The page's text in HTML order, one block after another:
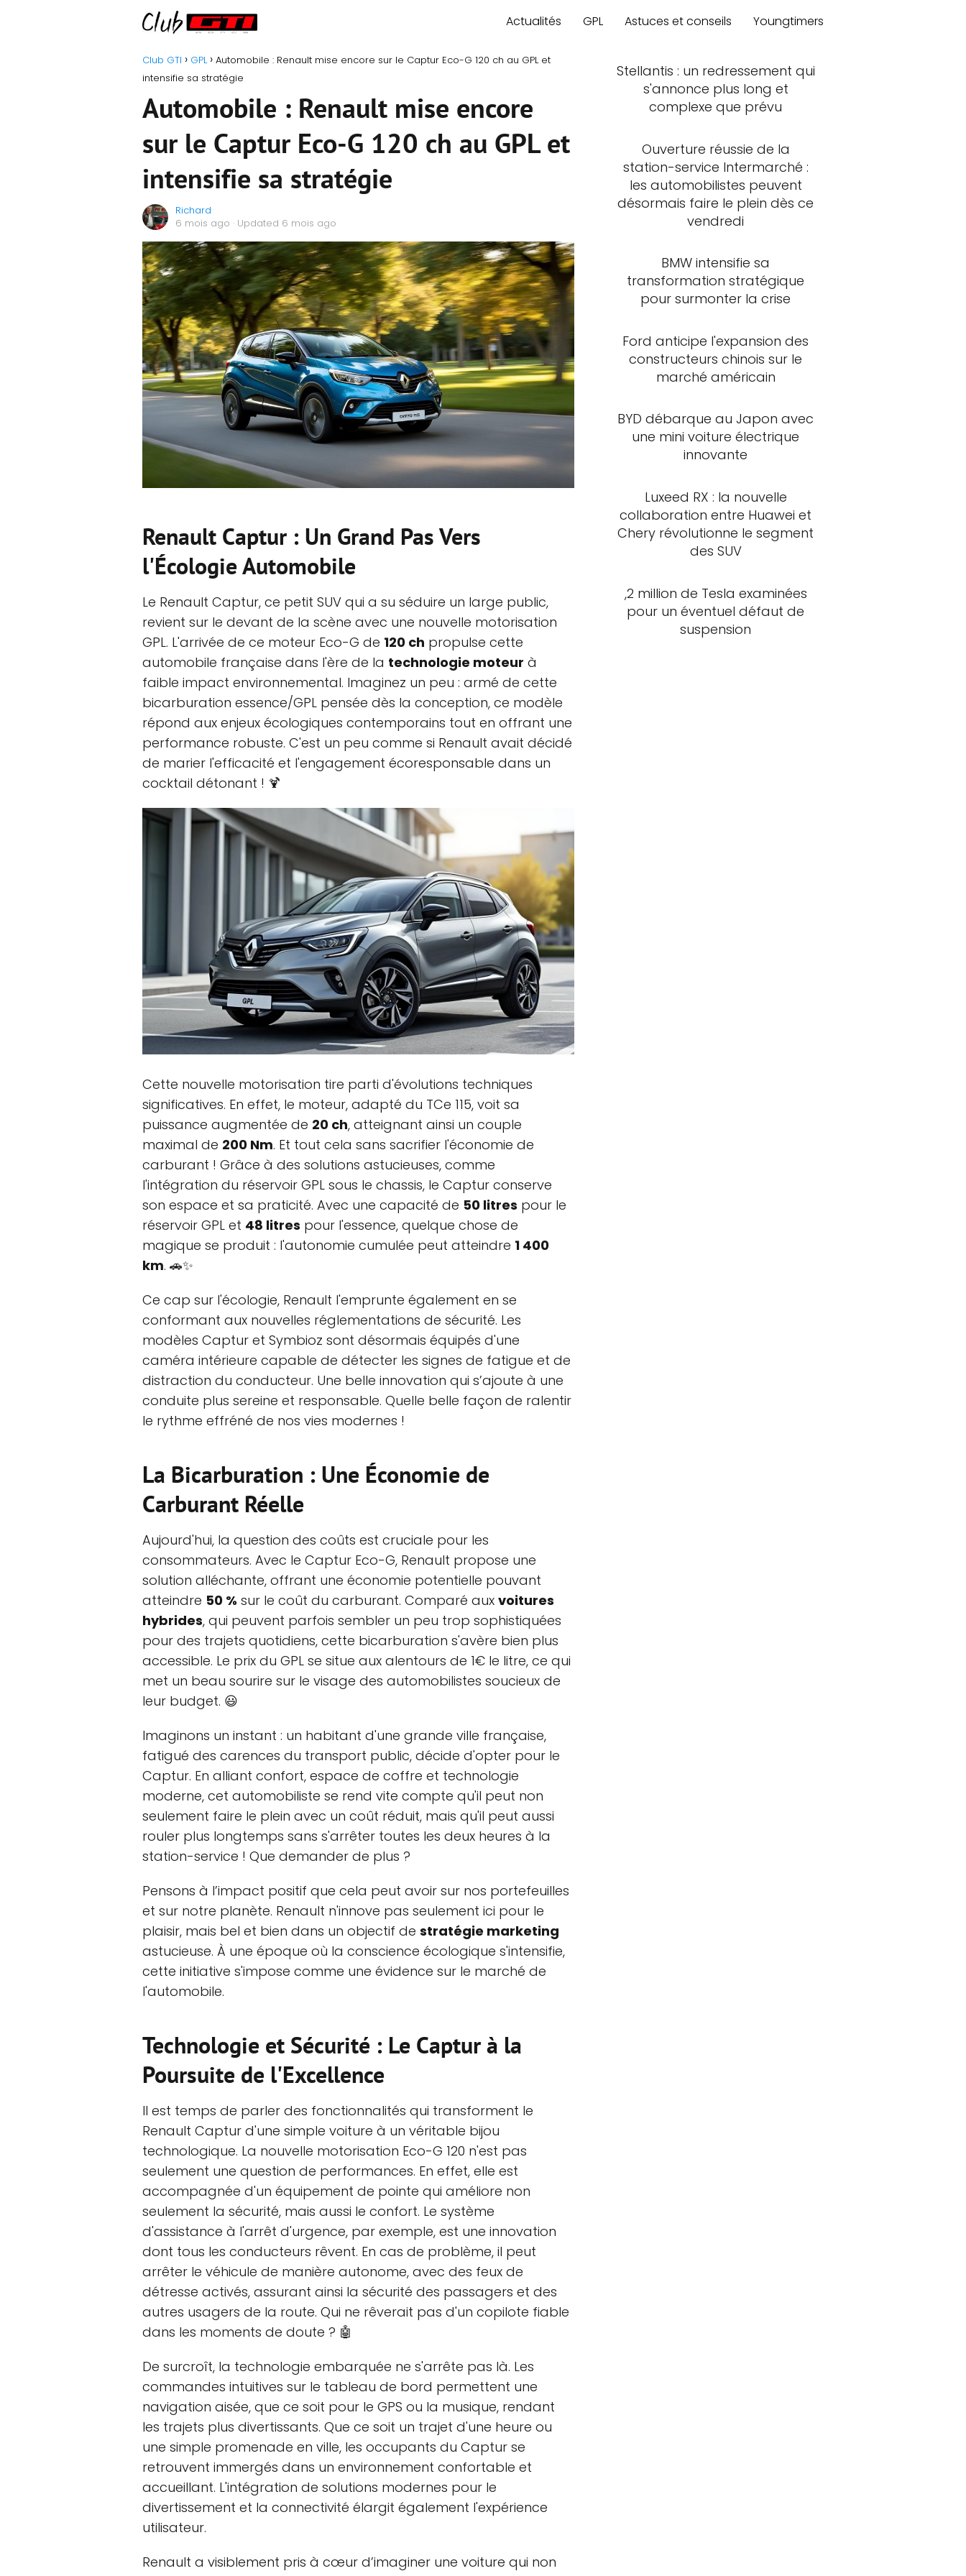
Actualités GPL Astuces et conseils Youngtimers
Club GTI GPL
Automobile : Renault mise encore sur le Captur Eco-G 120 ch au GPL et
intensifie sa stratégie
Automobile : Renault mise encore
sur le Captur Eco-G 120 ch au GPL et
intensifie sa stratégie
Richard
6 mois ago · Updated 6 mois ago
Renault Captur : Un Grand Pas Vers
l'Écologie Automobile
Le Renault Captur, ce petit SUV qui a su séduire un large public,
revient sur le devant de la scène avec une nouvelle motorisation
GPL. L'arrivée de ce moteur Eco-G de 120 ch propulse cette
automobile française dans l'ère de la technologie moteur à
faible impact environnemental. Imaginez un peu : armé de cette
bicarburation essence/GPL pensée dès la conception, ce modèle
répond aux enjeux écologiques contemporains tout en offrant une
performance robuste. C'est un peu comme si Renault avait décidé
de marier l'efficacité et l'engagement écoresponsable dans un
cocktail détonant ! 🍹
Cette nouvelle motorisation tire parti d'évolutions techniques
significatives. En effet, le moteur, adapté du TCe 115, voit sa
puissance augmentée de 20 ch, atteignant ainsi un couple
maximal de 200 Nm. Et tout cela sans sacrifier l'économie de
carburant ! Grâce à des solutions astucieuses, comme
l'intégration du réservoir GPL sous le chassis, le Captur conserve
son espace et sa praticité. Avec une capacité de 50 litres pour le
réservoir GPL et 48 litres pour l'essence, quelque chose de
magique se produit : l'autonomie cumulée peut atteindre 1 400
km. 🚗✨
Ce cap sur l'écologie, Renault l'emprunte également en se
conformant aux nouvelles réglementations de sécurité. Les
modèles Captur et Symbioz sont désormais équipés d'une
caméra intérieure capable de détecter les signes de fatigue et de
distraction du conducteur. Une belle innovation qui s’ajoute à une
conduite plus sereine et responsable. Quelle belle façon de ralentir
le rythme effréné de nos vies modernes !
La Bicarburation : Une Économie de
Carburant Réelle
Aujourd'hui, la question des coûts est cruciale pour les
consommateurs. Avec le Captur Eco-G, Renault propose une
solution alléchante, offrant une économie potentielle pouvant
atteindre 50 % sur le coût du carburant. Comparé aux voitures
hybrides, qui peuvent parfois sembler un peu trop sophistiquées
pour des trajets quotidiens, cette bicarburation s'avère bien plus
accessible. Le prix du GPL se situe aux alentours de 1€ le litre, ce qui
met un beau sourire sur le visage des automobilistes soucieux de
leur budget. 😃
Imaginons un instant : un habitant d'une grande ville française,
fatigué des carences du transport public, décide d'opter pour le
Captur. En alliant confort, espace de coffre et technologie
moderne, cet automobiliste se rend vite compte qu'il peut non
seulement faire le plein avec un coût réduit, mais qu'il peut aussi
rouler plus longtemps sans s'arrêter toutes les deux heures à la
station-service ! Que demander de plus ?
Pensons à l’impact positif que cela peut avoir sur nos portefeuilles
et sur notre planète. Renault n'innove pas seulement ici pour le
plaisir, mais bel et bien dans un objectif de stratégie marketing
astucieuse. À une époque où la conscience écologique s'intensifie,
cette initiative s'impose comme une évidence sur le marché de
l'automobile.
Technologie et Sécurité : Le Captur à la
Poursuite de l'Excellence
Il est temps de parler des fonctionnalités qui transforment le
Renault Captur d'une simple voiture à un véritable bijou
technologique. La nouvelle motorisation Eco-G 120 n'est pas
seulement une question de performances. En effet, elle est
accompagnée d'un équipement de pointe qui améliore non
seulement la sécurité, mais aussi le confort. Le système
d'assistance à l'arrêt d'urgence, par exemple, est une innovation
dont tous les conducteurs rêvent. En cas de problème, il peut
arrêter le véhicule de manière autonome, avec des feux de
détresse activés, assurant ainsi la sécurité des passagers et des
autres usagers de la route. Qui ne rêverait pas d'un copilote fiable
dans les moments de doute ? 🤖
De surcroît, la technologie embarquée ne s'arrête pas là. Les
commandes intuitives sur le tableau de bord permettent une
navigation aisée, que ce soit pour le GPS ou la musique, rendant
les trajets plus divertissants. Que ce soit un trajet d'une heure ou
une simple promenade en ville, les occupants du Captur se
retrouvent immergés dans un environnement confortable et
accueillant. L'intégration de solutions modernes pour le
divertissement et la connectivité élargit également l'expérience
utilisateur.
Renault a visiblement pris à cœur d’imaginer une voiture qui non
Stellantis : un redressement qui
s'annonce plus long et
complexe que prévu
Ouverture réussie de la
station-service Intermarché :
les automobilistes peuvent
désormais faire le plein dès ce
vendredi
BMW intensifie sa
transformation stratégique
pour surmonter la crise
Ford anticipe l'expansion des
constructeurs chinois sur le
marché américain
BYD débarque au Japon avec
une mini voiture électrique
innovante
Luxeed RX : la nouvelle
collaboration entre Huawei et
Chery révolutionne le segment
des SUV
,2 million de Tesla examinées
pour un éventuel défaut de
suspension